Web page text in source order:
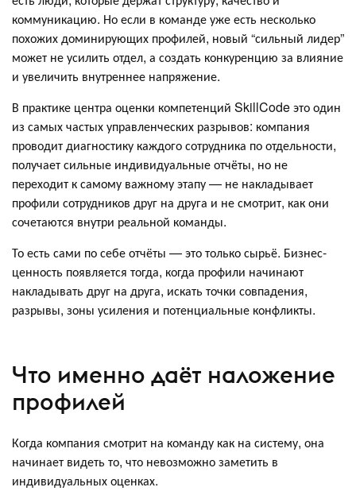
коммуникацию. Но если в команде уже есть несколько
похожих доминирующих профилей, новый “сильный лидер”
может не усилить отдел, а создать конкуренцию за влияние
и увеличить внутреннее напряжение.
В практике центра оценки компетенций SkillCode это один
из самых частых управленческих разрывов: компания
проводит диагностику каждого сотрудника по отдельности,
получает сильные индивидуальные отчёты, но не
переходит к самому важному этапу — не накладывает
профили сотрудников друг на друга и не смотрит, как они
сочетаются внутри реальной команды.
То есть сами по себе отчёты — это только сырьё. Бизнес-
ценность появляется тогда, когда профили начинают
накладывать друг на друга, искать точки совпадения,
разрывы, зоны усиления и потенциальные конфликты.
Что именно даёт наложение
профилей
Когда компания смотрит на команду как на систему, она
начинает видеть то, что невозможно заметить в
индивидуальных оценках.